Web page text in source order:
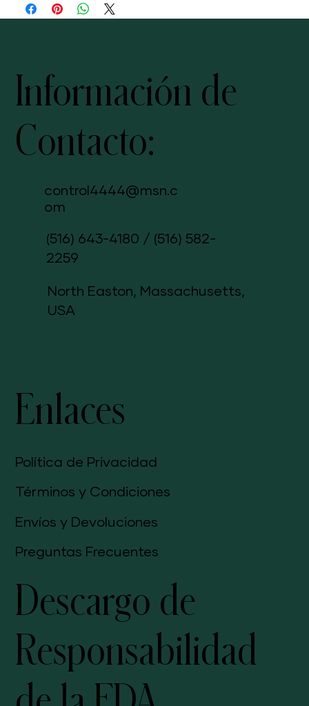
Información de
Contacto:
control4444@msn.c
om
(516) 643-4180 / (516) 582-
2259
North Easton, Massachusetts,
USA
Descargo de
Responsabilidad
Enlaces
Política de Privacidad
Términos y Condiciones
Envíos y Devoluciones
Preguntas Frecuentes